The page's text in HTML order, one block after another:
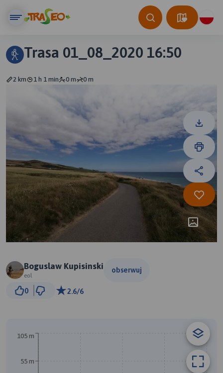
Trasa 01_08_2020 16:50
2 km 1 h 1 min 0 m 0 m
Boguslaw Kupisinski
eol
obserwuj
0 2.6/6
55 m
105 m